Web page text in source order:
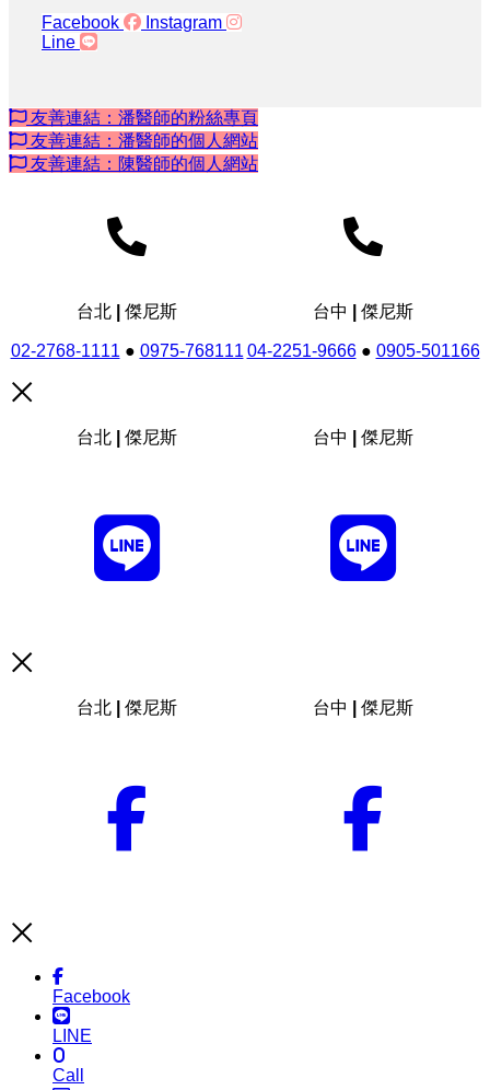
Facebook
Instagram
Line
友善連結：潘醫師的粉絲專頁
友善連結：潘醫師的個人網站
友善連結：陳醫師的個人網站
台北 | 傑尼斯
02-2768-1111 ● 0975-768111
台中 | 傑尼斯
04-2251-9666● 0905-501166
台北 | 傑尼斯 台中 | 傑尼斯
台北 | 傑尼斯 台中 | 傑尼斯
Facebook
LINE
Call